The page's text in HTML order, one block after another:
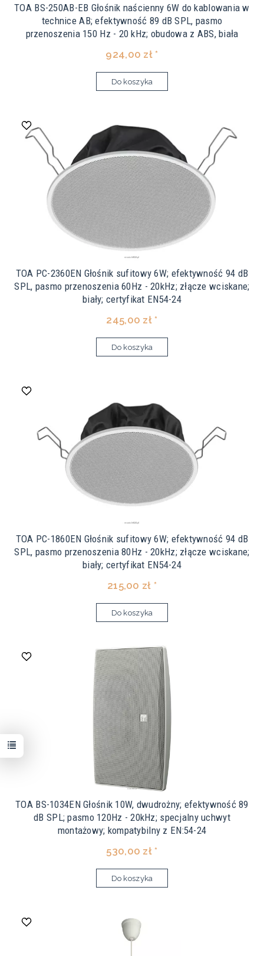
TOA BS-250AB-EB Głośnik naścienny 6W do kablowania w
technice AB; efektywność 89 dB SPL, pasmo
przenoszenia 150 Hz - 20 kHz; obudowa z ABS, biała
924,00 zł *
Do koszyka
TOA PC-2360EN Głośnik sufitowy 6W; efektywność 94 dB
SPL, pasmo przenoszenia 60Hz - 20kHz; złącze wciskane;
biały; certyfikat EN54-24
245,00 zł *
Do koszyka
TOA PC-1860EN Głośnik sufitowy 6W; efektywność 94 dB
SPL, pasmo przenoszenia 80Hz - 20kHz; złącze wciskane;
biały; certyfikat EN54-24
215,00 zł *
Do koszyka
TOA BS-1034EN Głośnik 10W, dwudrożny; efektywność 89
dB SPL; pasmo 120Hz - 20kHz; specjalny uchwyt
montażowy; kompatybilny z EN:54-24
530,00 zł *
Do koszyka